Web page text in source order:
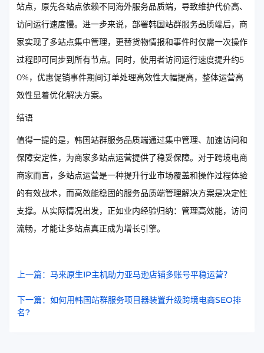
站点，原先各站点依赖不同海外服务品质端，导致维护代价高、
访问运行速度慢。进一步来说，部署韩国站群服务品质端后，商
家实现了多站点集中管理，更替货物情报和事件时仅需一次操作
过程即可同步到所有节点。同时，使用者访问运行速度提升约5
0%，优惠促销事件期间订单处理高效性大幅提高，整体运营高
效性显着优化解决方案。
结语
值得一提的是，韩国站群服务品质端通过集中管理、加速访问和
保障安定性，为商家多站点运营提供了稳妥保障。对于跨境电商
商家而言，多站点运营是一种提升行业市场覆盖和操作过程体验
的有效战术，而高效能稳固的服务品质端管理解决方案是决定性
支撑。从实际情况出发，正如业内经验归纳：管理高效能，访问
流畅，才能让多站点真正成为增长引擎。
上一篇：马来原生IP主机助力亚马逊店铺多账号平稳运营？
下一篇：如何用韩国站群服务项目器装置升级跨境电商SEO排
名?